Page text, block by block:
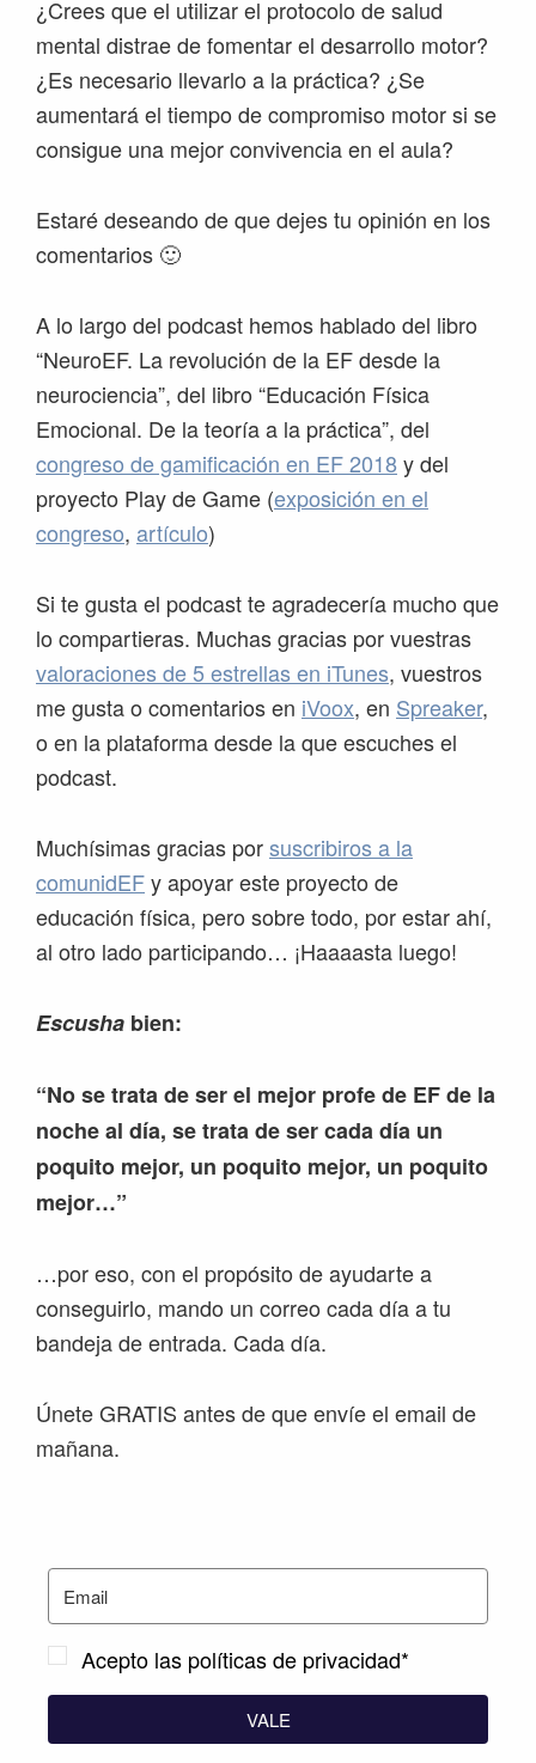
¿Crees que el utilizar el protocolo de salud
mental distrae de fomentar el desarrollo motor?
¿Es necesario llevarlo a la práctica? ¿Se
aumentará el tiempo de compromiso motor si se
consigue una mejor convivencia en el aula?
Estaré deseando de que dejes tu opinión en los
comentarios 🙂
A lo largo del podcast hemos hablado del libro
“NeuroEF. La revolución de la EF desde la
neurociencia”, del libro “Educación Física
Emocional. De la teoría a la práctica”, del
congreso de gamificación en EF 2018y del
proyecto Play de Game (exposición en el
congreso, artículo)
Si te gusta el podcast te agradecería mucho que
lo compartieras. Muchas gracias por vuestras
valoraciones de 5 estrellas en iTunes, vuestros
me gusta o comentarios en iVoox, en Spreaker,
o en la plataforma desde la que escuches el
podcast.
Muchísimas gracias porsuscribiros a la
comunidEFy apoyar este proyecto de
educación física, pero sobre todo, por estar ahí,
al otro lado participando… ¡Haaaasta luego!
Escusha bien:
“No se trata de ser el mejor profe de EF de la
noche al día, se trata de ser cada día un
poquito mejor, un poquito mejor, un poquito
mejor…”
…por eso, con el propósito de ayudarte a
conseguirlo, mando un correo cada día a tu
bandeja de entrada. Cada día.
Únete GRATIS antes de que envíe el email de
mañana.
Acepto las políticas de privacidad*
VALE